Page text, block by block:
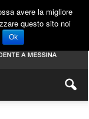
avere la migliore
questo sito noi
Ok